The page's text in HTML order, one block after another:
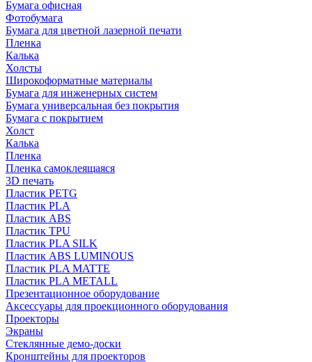
Бумага офисная
Фотобумага
Бумага для цветной лазерной печати
Пленка
Калька
Холсты
Широкоформатные материалы
Бумага для инженерных систем
Бумага универсальная без покрытия
Бумага с покрытием
Холст
Калька
Пленка
Пленка самоклеящаяся
3D печать
Пластик PETG
Пластик PLA
Пластик ABS
Пластик TPU
Пластик PLA SILK
Пластик ABS LUMINOUS
Пластик PLA MATTE
Пластик PLA METALL
Презентационное оборудование
Аксессуары для проекционного оборудования
Проекторы
Экраны
Стеклянные демо-доски
Кронштейны для проекторов